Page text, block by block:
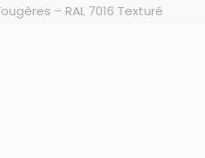
– RAL 7016 Texturé